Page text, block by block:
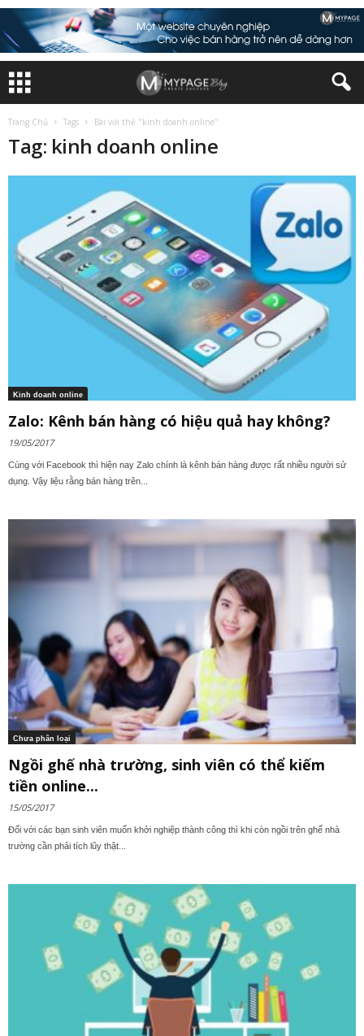
Trang Chủ Tags Bài với thẻ "kinh doanh online"
Tag: kinh doanh online
Kinh doanh online
Zalo: Kênh bán hàng có hiệu quả hay không?
19/05/2017
Cùng với Facebook thì hiện nay Zalo chính là kênh bán hàng được rất nhiều người sử
dụng. Vậy liệu rằng bán hàng trên...
Chưa phân loại
Ngồi ghế nhà trường, sinh viên có thể kiếm
tiền online...
15/05/2017
Đối với các bạn sinh viên muốn khởi nghiệp thành công thì khi còn ngồi trên ghế nhà
trường cần phải tích lũy thật...